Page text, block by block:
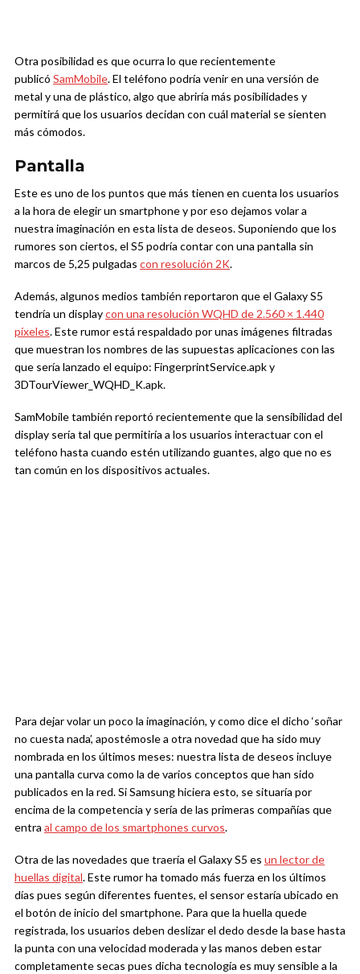
Otra posibilidad es que ocurra lo que recientemente
publicó SamMobile. El teléfono podría venir en una versión de
metal y una de plástico, algo que abriría más posibilidades y
permitirá que los usuarios decidan con cuál material se sienten
más cómodos.
Pantalla
Este es uno de los puntos que más tienen en cuenta los usuarios
a la hora de elegir un smartphone y por eso dejamos volar a
nuestra imaginación en esta lista de deseos. Suponiendo que los
rumores son ciertos, el S5 podría contar con una pantalla sin
marcos de 5,25 pulgadas con resolución 2K.
Además, algunos medios también reportaron que el Galaxy S5
tendría un displaycon una resolución WQHD de 2.560 × 1.440
píxeles. Este rumor está respaldado por unas imágenes filtradas
que muestran los nombres de las supuestas aplicaciones con las
que sería lanzado el equipo: FingerprintService.apk y
3DTourViewer_WQHD_K.apk.
SamMobile también reportó recientemente que la sensibilidad del
display sería tal que permitiría a los usuarios interactuar con el
teléfono hasta cuando estén utilizando guantes, algo que no es
tan común en los dispositivos actuales.
Para dejar volar un poco la imaginación, y como dice el dicho ‘soñar
no cuesta nada’, apostémosle a otra novedad que ha sido muy
nombrada en los últimos meses: nuestra lista de deseos incluye
una pantalla curva como la de varios conceptos que han sido
publicados en la red. Si Samsung hiciera esto, se situaría por
encima de la competencia y sería de las primeras compañías que
entra al campo de los smartphones curvos.
Otra de las novedades que traería el Galaxy S5 es un lector de
huellas digital. Este rumor ha tomado más fuerza en los últimos
días pues según diferentes fuentes, el sensor estaría ubicado en
el botón de inicio del smartphone. Para que la huella quede
registrada, los usuarios deben deslizar el dedo desde la base hasta
la punta con una velocidad moderada y las manos deben estar
completamente secas pues dicha tecnología es muy sensible a la